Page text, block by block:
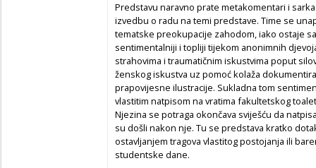
Predstavu naravno prate metakomentari i
izvedbu o radu na temi predstave. Time se
tematske preokupacije zahodom, iako ostaje
sentimentalniji i topliji tijekom anonimnih
strahovima i traumatičnim iskustvima poput
ženskog iskustva uz pomoć kolaža
prapovijesne ilustracije. Sukladna tom
vlastitim natpisom na vratima fakultetskog
Njezina se potraga okončava sviješću da
su došli nakon nje. Tu se predstava kratko
ostavljanjem tragova vlastitog postojanja ili
studentske dane.